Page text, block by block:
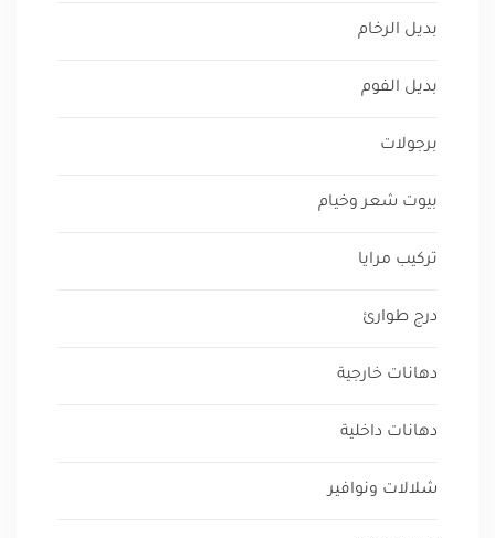
بديل الرخام
بديل الفوم
برجولات
بيوت شعر وخيام
تركيب مرايا
درج طوارئ
دهانات خارجية
دهانات داخلية
شلالات ونوافير